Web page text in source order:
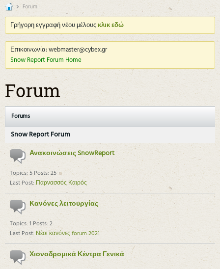
Forum
Γρήγορη εγγραφή νέου μέλουςκλικ εδώ
Επικοινωνία: webmaster@cybex.gr
Snow Report Forum Home
Forum
Forums
Snow Report Forum
Ανακοινώσεις SnowReport
Topics: 5 Posts: 25
Last Post:Παρνασσός Καιρός
Κανόνες λειτουργίας
Topics: 1 Posts: 2
Last Post: Νέοι κανόνες forum 2021
Χιονοδρομικά Κέντρα Γενικά